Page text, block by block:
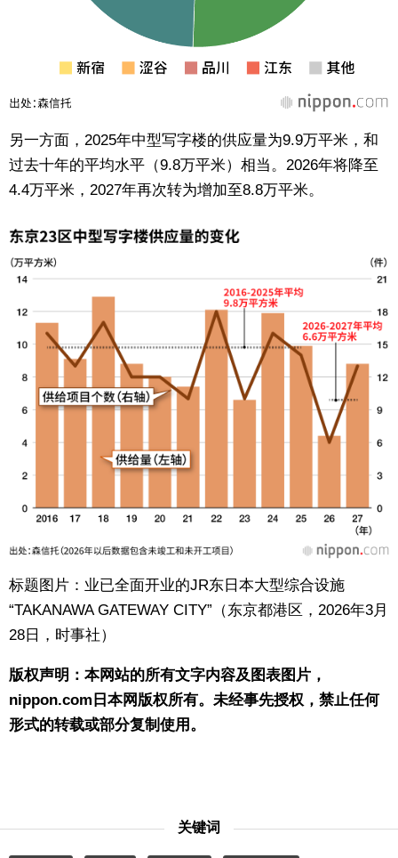
另一方面，2025年中型写字楼的供应量为9.9万平米，和
过去十年的平均水平（9.8万平米）相当。2026年将降至
4.4万平米，2027年再次转为增加至8.8万平米。
标题图片：业已全面开业的JR东日本大型综合设施
“TAKANAWA GATEWAY CITY”（东京都港区，2026年3月
28日，时事社）
版权声明：本网站的所有文字内容及图表图片，
nippon.com日本网版权所有。未经事先授权，禁止任何
形式的转载或部分复制使用。
关键词